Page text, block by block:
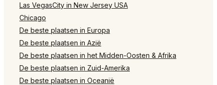
Las VegasCity in New Jersey USA
Chicago
De beste plaatsen in Europa
De beste plaatsen in Azië
De beste plaatsen in het Midden-Oosten & Afrika
De beste plaatsen in Zuid-Amerika
De beste plaatsen in Oceanië